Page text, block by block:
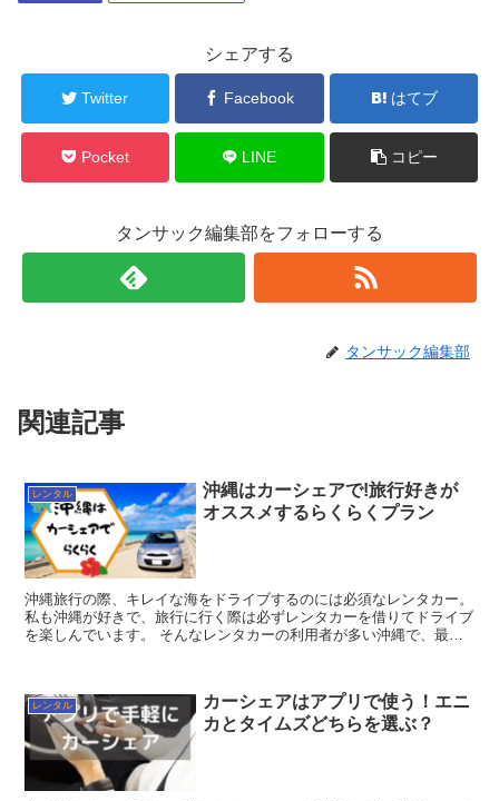
シェアする
Twitter Facebook はてブ
Pocket LINE コピー
タンサック編集部をフォローする
タンサック編集部
関連記事
レンタル
沖縄はカーシェアで!旅行好きが
オススメするらくらくプラン
沖縄旅行の際、キレイな海をドライブするのには必須なレンタカー。
私も沖縄が好きで、旅行に行く際は必ずレンタカーを借りてドライブ
を楽しんでいます。 そんなレンタカーの利用者が多い沖縄で、最近
レンタル
カーシェアはアプリで使う！エニ
カとタイムズどちらを選ぶ？